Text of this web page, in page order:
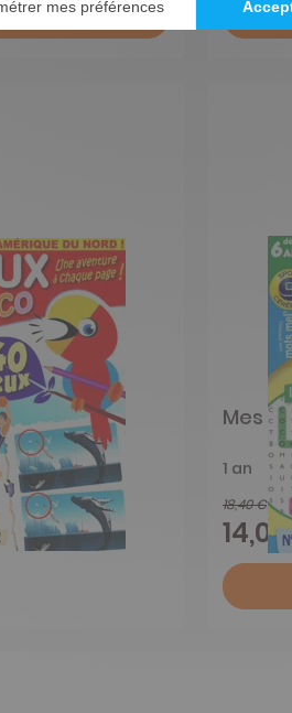
au panier
Mes
1 an
18,40 €